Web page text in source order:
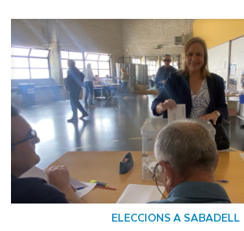
ELECCIONS A SABADELL